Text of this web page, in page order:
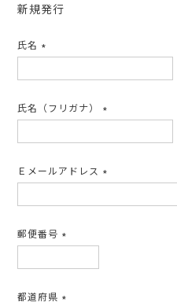
新規発行
氏名
須)
氏名（フリガナ）
須)
Ｅメールアドレス
須)
郵便番号
須)
都道府県